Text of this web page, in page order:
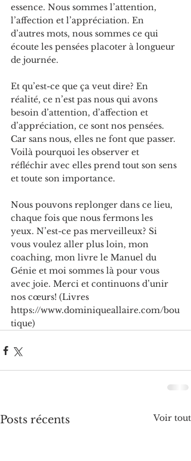
essence. Nous sommes l’attention,
l’affection et l’appréciation. En
d’autres mots, nous sommes ce qui
écoute les pensées placoter à longueur
de journée.
Et qu’est-ce que ça veut dire? En
réalité, ce n’est pas nous qui avons
besoin d’attention, d’affection et
d’appréciation, ce sont nos pensées.
Car sans nous, elles ne font que passer.
Voilà pourquoi les observer et
réfléchir avec elles prend tout son sens
et toute son importance.
Nous pouvons replonger dans ce lieu,
chaque fois que nous fermons les
yeux. N’est-ce pas merveilleux? Si
vous voulez aller plus loin, mon
coaching, mon livre le Manuel du
Génie et moi sommes là pour vous
avec joie. Merci et continuons d’unir
nos cœurs! (Livres
https://www.dominiqueallaire.com/bou
tique)
Posts récents Voir tout